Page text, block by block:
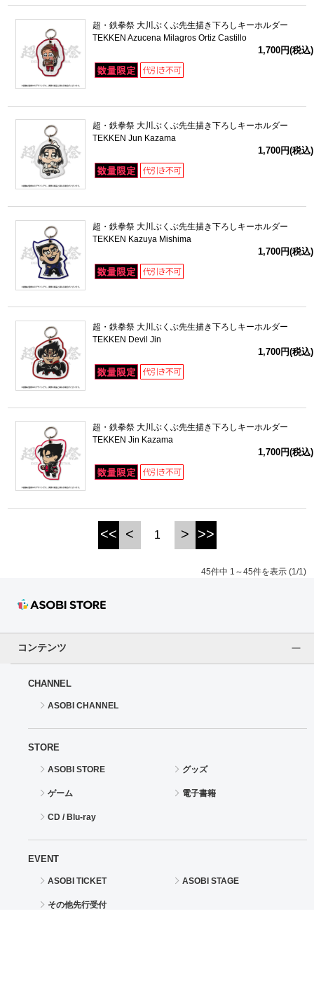
超・鉄拳祭 大川ぶくぶ先生描き下ろしキーホルダー
TEKKEN Azucena Milagros Ortiz Castillo
1,700円(税込)
超・鉄拳祭 大川ぶくぶ先生描き下ろしキーホルダー
TEKKEN Jun Kazama
1,700円(税込)
超・鉄拳祭 大川ぶくぶ先生描き下ろしキーホルダー
TEKKEN Kazuya Mishima
1,700円(税込)
超・鉄拳祭 大川ぶくぶ先生描き下ろしキーホルダー
TEKKEN Devil Jin
1,700円(税込)
超・鉄拳祭 大川ぶくぶ先生描き下ろしキーホルダー
TEKKEN Jin Kazama
1,700円(税込)
<< < 1 > >>
45件中 1～45件を表示 (1/1)
コンテンツ
CHANNEL
ASOBI CHANNEL
STORE
ASOBI STORE グッズ
ゲーム 電子書籍
CD / Blu-ray
EVENT
ASOBI TICKET ASOBI STAGE
その他先行受付